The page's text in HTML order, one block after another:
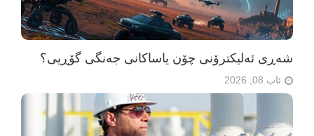
شەڕی ئەلیکترۆنی چۆن یاساکانی جەنگی گۆڕیی؟
ئاب 08, 2026